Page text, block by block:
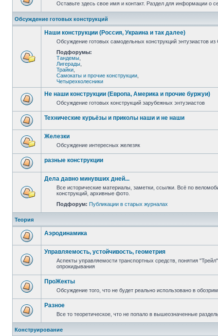
Оставьте здесь свое имя и контакт. Раздел для информации о
Обсуждение готовых конструкций
Наши конструкции (Россия, Украина и так далее)
Обсуждение готовых самодельных конструкций энтузиастов
Подфорумы:
Тандемы
Лигерады
Трайки
Самокаты и прочие конструкции
Четырехколесники
Не наши конструкции (Европа, Америка и прочие буржуи)
Обсуждение готовых конструкций зарубежных энтузиастов
Технические курьёзы и приколы наши и не наши
Железки
Обсуждение интересных железяк
разные конструкции
Дела давно минувших дней...
Все исторические материалы, заметки, ссылки. Всё по
конструкций, архивные фото.
Подфорум: Публикации в старых журналах
Теория
Аэродинамика
Управляемость, устойчивость, геометрия
Аспекты управляемости транспортных средств, понятия
опрокидывания
ПроЖекты
Обсуждение того, что не будет реально использовано в
Разное
Все то теоретическое, что не попало в вышеозначенные
Конструирование